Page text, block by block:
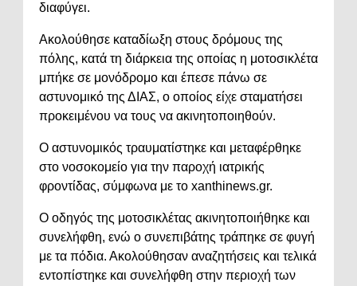
διαφύγει.
Ακολούθησε καταδίωξη στους δρόμους της
πόλης, κατά τη διάρκεια της οποίας η μοτοσικλέτα
μπήκε σε μονόδρομο και έπεσε πάνω σε
αστυνομικό της ΔΙΑΣ, ο οποίος είχε σταματήσει
προκειμένου να τους να ακινητοποιηθούν.
Ο αστυνομικός τραυματίστηκε και μεταφέρθηκε
στο νοσοκομείο για την παροχή ιατρικής
φροντίδας, σύμφωνα με το xanthinews.gr.
Ο οδηγός της μοτοσικλέτας ακινητοποιήθηκε και
συνελήφθη, ενώ ο συνεπιβάτης τράπηκε σε φυγή
με τα πόδια. Ακολούθησαν αναζητήσεις και τελικά
εντοπίστηκε και συνελήφθη στην περιοχή των